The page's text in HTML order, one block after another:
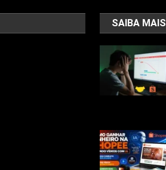
SAIBA MAIS